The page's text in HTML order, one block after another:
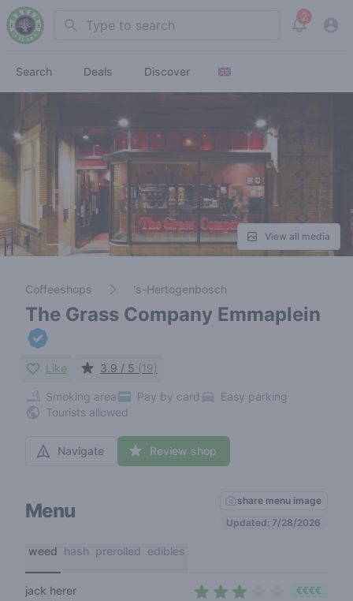
Search 2
View
Search Deals Discover
View all media
Coffeeshops 's-Hertogenbosch
The Grass Company Emmaplein
Like 3.9 / 5 (19)
Smoking area Pay by card
Easy parking
Tourists allowed
Navigate Review shop
Menu
share menu image
Updated: 7/28/2026
weed hash prerolled edibles
jack herer €€€€